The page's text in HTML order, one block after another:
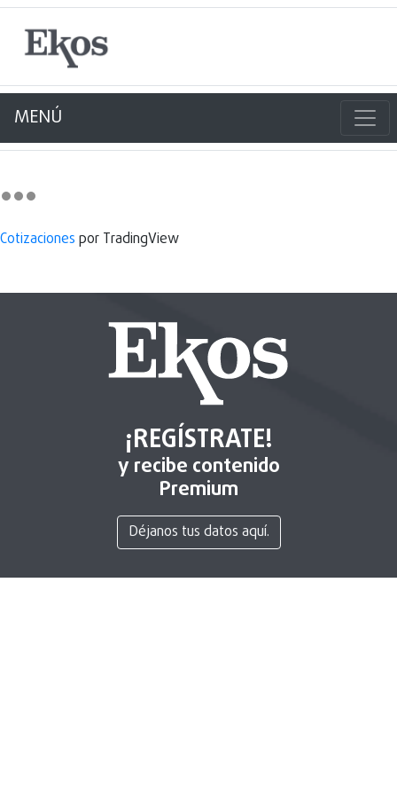
MENÚ
Cotizaciones por TradingView
¡REGÍSTRATE!
y recibe contenido
Premium
Déjanos tus datos aquí.